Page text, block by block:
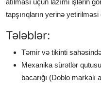
tapşırıqların yerinə
Tələblər:
Təmir və tikinti
Mexanika sürətlər
bacarığı (Doblo markalı